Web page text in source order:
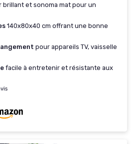
brillant et sonoma mat pour un
140x80x40 cm offrant une bonne
pour appareils TV, vaisselle
facile à entretenir et résistante aux